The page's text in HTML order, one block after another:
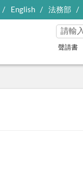
English 法務部
聲請書